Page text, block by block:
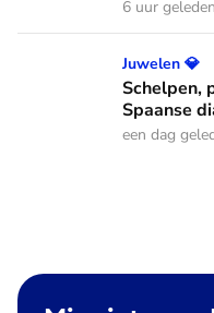
6 uur geleden
Schelpen, parels en
Juwelen 💎
Schelpen,
Spaanse
een dag